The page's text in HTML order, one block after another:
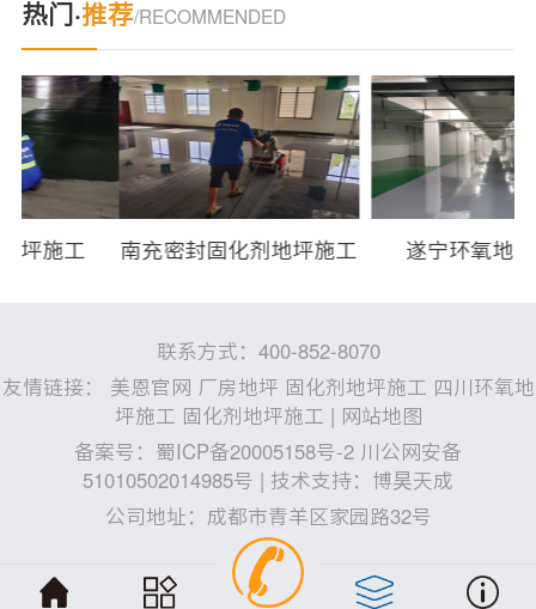
热门·推荐/RECOMMENDED
南充密封固化剂地坪施工 遂宁环氧地坪施工
联系方式：400-852-8070
友情链接： 美恩官网 厂房地坪 固化剂地坪施工 四川环氧地
坪施工 固化剂地坪施工
网站地图
备案号： 蜀ICP备20005158号-2 川公网安备
51010502014985号
| 技术支持： 博昊天成
公司地址：成都市青羊区家园路32号